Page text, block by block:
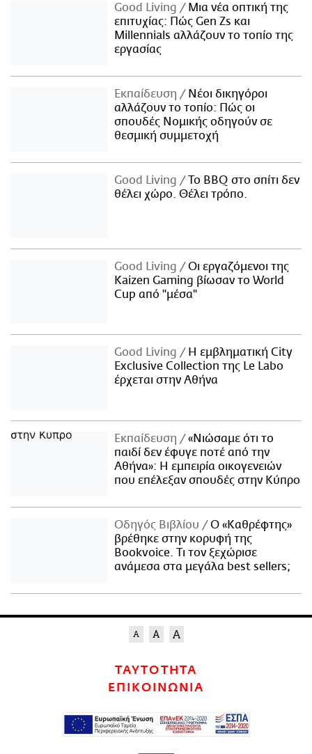
Good Living
Μια νέα οπτική της
επιτυχίας: Πώς Gen Zs και
Millennials αλλάζουν το τοπίο της
εργασίας
Εκπαίδευση
Νέοι δικηγόροι
αλλάζουν το τοπίο: Πώς οι
σπουδές Νομικής οδηγούν σε
θεσμική συμμετοχή
Good Living
Το BBQ στο σπίτι δεν
θέλει χώρο. Θέλει τρόπο.
Good Living
Οι εργαζόμενοι της
Kaizen Gaming βίωσαν το World
Cup από "μέσα"
Good Living
Η εμβληματική City
Exclusive Collection της Le Labo
έρχεται στην Αθήνα
Εκπαίδευση
«Νιώσαμε ότι το
παιδί δεν έφυγε ποτέ από την
Αθήνα»: Η εμπειρία οικογενειών
που επέλεξαν σπουδές στην Κύπρο
Οδηγός Βιβλίου
Ο «Καθρέφτης»
βρέθηκε στην κορυφή της
Bookvoice. Τι τον ξεχώρισε
ανάμεσα στα μεγάλα best sellers;
ΤΑΥΤΟΤΗΤΑ
ΕΠΙΚΟΙΝΩΝΙΑ